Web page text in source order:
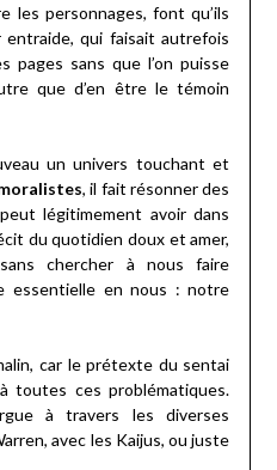
les personnages, font qu’ils
entraide, qui faisait autrefois
pages sans que l’on puisse
que d’en être le témoin
un univers touchant et
, il fait résonner des
légitimement avoir dans
du quotidien doux et amer,
chercher à nous faire
essentielle en nous : notre
car le prétexte du sentai
toutes ces problématiques.
à travers les diverses
avec les Kaijus, ou juste